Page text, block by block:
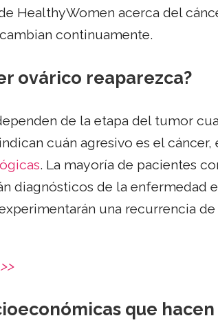
HealthyWomen acerca del
continuamente.
ovárico reaparezca?
de la etapa del tumor
cuán agresivo es el cáncer,
. La mayoría de pacientes
diagnósticos de la enfermedad
una recurrencia de
que